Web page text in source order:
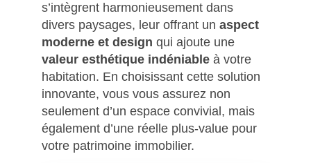
s’intègrent harmonieusement dans
divers paysages, leur offrant unaspect
moderne et design qui ajoute une
valeur esthétique indéniable à votre
habitation. En choisissant cette solution
innovante, vous vous assurez non
seulement d’un espace convivial, mais
également d’une réelle plus-value pour
votre patrimoine immobilier.